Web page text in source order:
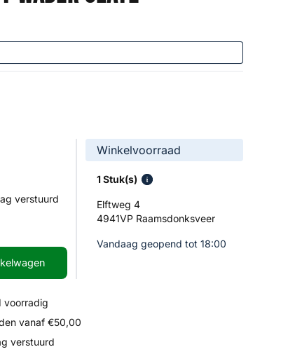
verstuurd
Winkelvoorraad
1 Stuk(s)
Elftweg 4
4941VP Raamsdonksveer
Vandaag geopend tot 18:00
voorradig
vanaf €50,00
verstuurd